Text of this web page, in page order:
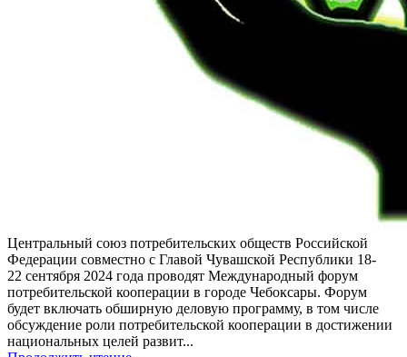
Центральный союз потребительских обществ Российской
Федерации совместно с Главой Чувашской Республики 18-
22 сентября 2024 года проводят Международный форум
потребительской кооперации в городе Чебоксары. Форум
будет включать обширную деловую программу, в том числе
обсуждение роли потребительской кооперации в достижении
национальных целей развит...